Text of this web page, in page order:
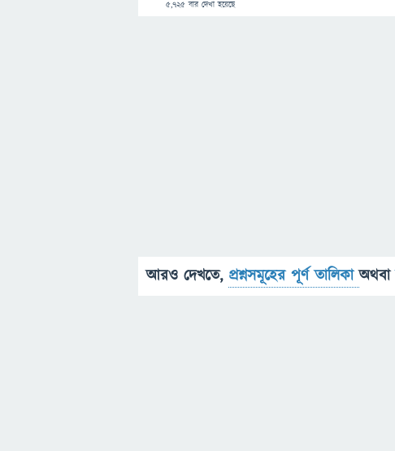
5,725 বার দেখা হয়েছে
আরও দেখতে, প্রশ্নসমূহের পূর্ণ তালিকাঅথবা